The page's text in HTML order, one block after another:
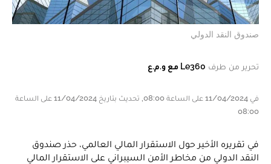
صندوق النقد الدولي
تحرير من طرف Le360 مع و.م.ع
في 11/04/2024 على الساعة 08:00, تحديث بتاريخ 11/04/2024 على الساعة
08:00
في تقريره الأخير حول الاستقرار المالي العالمي، حذر صندوق
النقد الدولي من مخاطر الأمن السيبراني على الاستقرار المالي